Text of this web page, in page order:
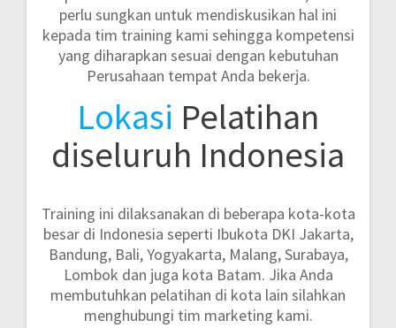
perlu sungkan untuk mendiskusikan hal ini
kepada tim training kami sehingga kompetensi
yang diharapkan sesuai dengan kebutuhan
Perusahaan tempat Anda bekerja.
Lokasi Pelatihan
diseluruh Indonesia
Training ini dilaksanakan di beberapa kota-kota
besar di Indonesia seperti Ibukota DKI Jakarta,
Bandung, Bali, Yogyakarta, Malang, Surabaya,
Lombok dan juga kota Batam. Jika Anda
membutuhkan pelatihan di kota lain silahkan
menghubungi tim marketing kami.